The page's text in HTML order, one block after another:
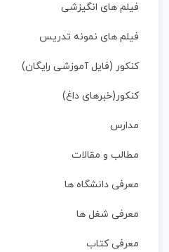
فیلم های انگیزشی
فیلم های نمونه تدریس
کنکور (فایل آموزشی رایگان)
کنکور(خبرهای داغ)
مدارس
مطالب و مقالات
معرفی دانشگاه ها
معرفی شغل ها
معرفی کتاب